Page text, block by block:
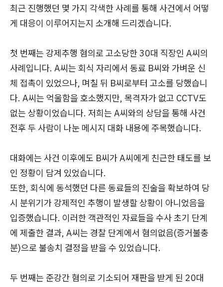
최근 진행했던 몇 가지 각색한 사례를 통해 사건에서 어떻
게 대응이 이루어지는지 소개해 드리겠습니다.
첫 번째는 강제추행 혐의로 고소당한 30대 직장인 A씨의
사례입니다. A씨는 회식 자리에서 동료 B씨와 가벼운 신
체 접촉이 있었으나, 며칠 뒤 B씨로부터 고소를 당했습니
다. A씨는 억울함을 호소했지만, 목격자가 없고 CCTV도
없는 상황이었습니다. 저희는 A씨와의 상담을 통해 사건
전후 두 사람이 나눈 메시지 대화 내용에 주목했습니다.
대화에는 사건 이후에도 B씨가 A씨에게 친근한 태도를 보
인 정황이 담겨 있었습니다.
또한, 회식에 동석했던 다른 동료들의 진술을 확보하여 당
시 분위기가 강제적인 추행이 발생할 상황이 아니었음을
입증했습니다. 이러한 객관적인 자료들을 수사 초기 단계
에 제출한 결과, A씨는 경찰 단계에서 혐의없음(증거불충
분)으로 불송치 결정을 받을 수 있었습니다.
두 번째는 준강간 혐의로 기소되어 재판을 받게 된 20대